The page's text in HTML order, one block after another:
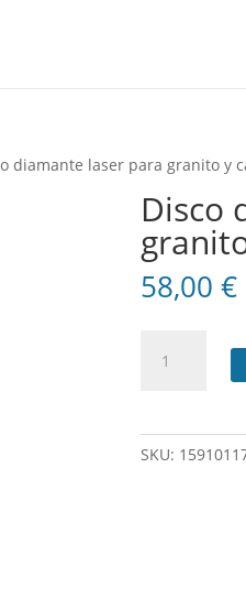
diamante laser para granito y
Disco
58,00€
diamante
SKU: